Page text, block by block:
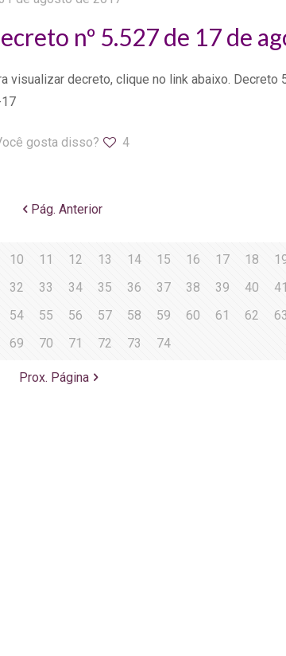
nº 5.527 de 17 de
visualizar decreto, clique no link abaixo. Decreto
gosta disso? 4
Pág. Anterior
10 11 12 13 14 15 16 17 18
32 33 34 35 36 37 38 39 40 41
54 55 56 57 58 59 60 61 62 63
69 70 71 72 73 74
Prox. Página